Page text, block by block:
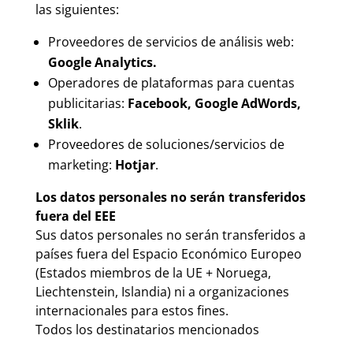
las siguientes:
Proveedores de servicios de análisis web:
Google Analytics.
Operadores de plataformas para cuentas
publicitarias: Facebook, Google AdWords,
Sklik.
Proveedores de soluciones/servicios de
marketing: Hotjar.
Los datos personales no serán transferidos
fuera del EEE
Sus datos personales no serán transferidos a
países fuera del Espacio Económico Europeo
(Estados miembros de la UE + Noruega,
Liechtenstein, Islandia) ni a organizaciones
internacionales para estos fines.
Todos los destinatarios mencionados